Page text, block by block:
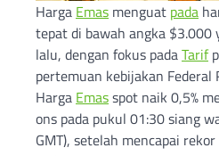
Harga Emas menguat pada
tepat di bawah angka $3.000
lalu, dengan fokus padaTarif
pertemuan kebijakan Federal
Harga Emasspot naik 0,5%
ons pada pukul 01:30 siang
GMT), setelah mencapai